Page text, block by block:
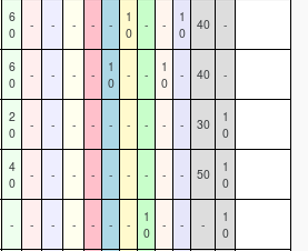
6
0
- - - - -
1
0
- -
1
0
40 -
6
0
- - - -
1
0
- -
1
0
- 40 -
2
0
- - - - - - - - - 30
1
0
4
0
- - - - - - - - - 50
1
0
- - - - - - -
1
0
- - -
1
0